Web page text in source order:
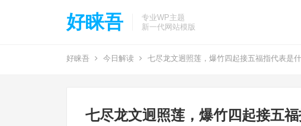
好睐吾
专业WP主题
新一代网站模版
好睐吾 今日解读 七尽龙文迥照莲，爆竹四起接五福指代表是
七尽龙文迥照莲，爆竹四起接五